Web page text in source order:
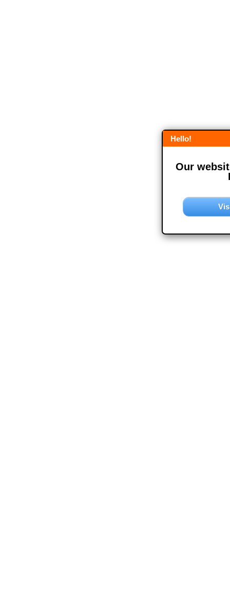
Hello!
Our